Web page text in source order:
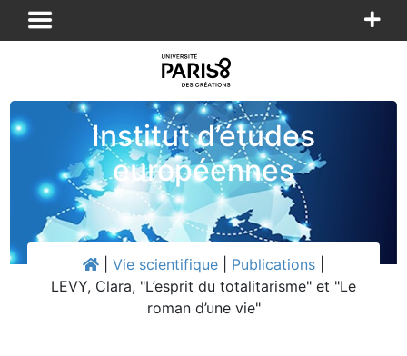
Panneau de gestion des cookies
Institut d’études
européennes
Vie scientifique Publications
LEVY, Clara, "L’esprit du totalitarisme" et "Le
roman d’une vie"